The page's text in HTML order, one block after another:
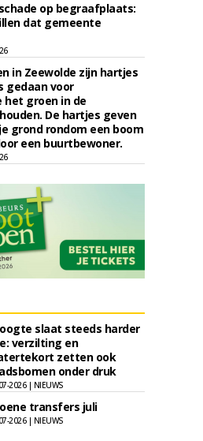
op begraafplaats:
dat gemeente
in Zeewolde zijn hartjes
gedaan voor
het groen in de
De hartjes geven
grond rondom een boom
een buurtbewoner.
slaat steeds harder
verzilting en
zetten ook
onder druk
2026 | NIEUWS
transfers juli
2026 | NIEUWS